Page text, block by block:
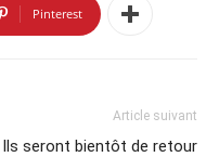
Pinterest
Article suivant
Ils seront bientôt de retour